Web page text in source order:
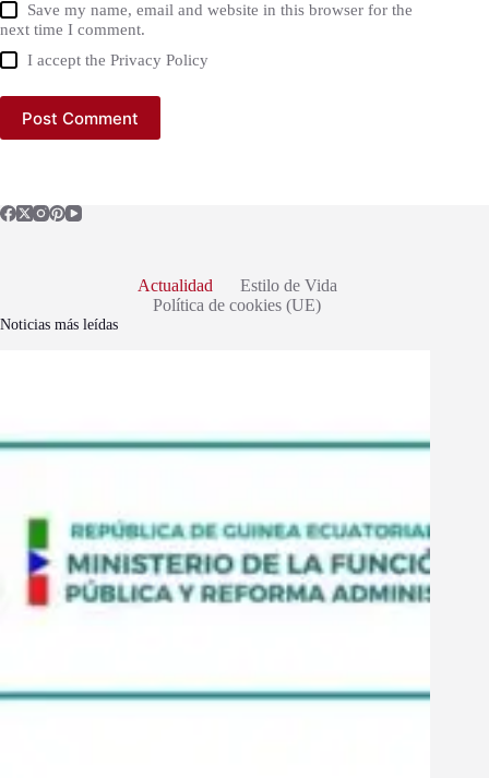
Save my name, email and website in this browser for the
next time I comment.
I accept thePrivacy Policy
Post Comment
Actualidad
Estilo de Vida
Política de cookies (UE)
Noticias más leídas